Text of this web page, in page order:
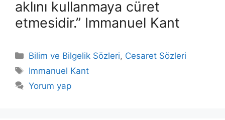
aklını kullanmaya cüret
etmesidir.” Immanuel Kant
Kategoriler
Bilim ve Bilgelik Sözleri, Cesaret Sözleri
Etiketler
Immanuel Kant
Yorum yap